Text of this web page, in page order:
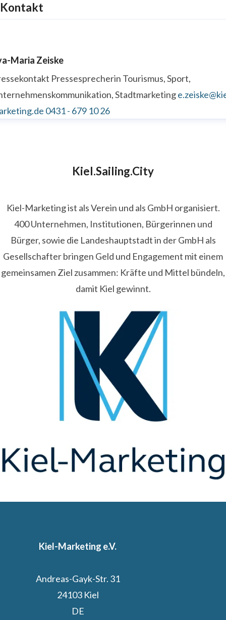
Kontakt
Maria Zeiske
Pressesprecherin Tourismus, Sport,
Stadtmarketing
0431 - 679 10 26
Kiel.Sailing.City
Kiel-Marketing ist als Verein und als GmbH organisiert.
400 Unternehmen, Institutionen, Bürgerinnen und
Bürger, sowie die Landeshauptstadt in der GmbH als
Gesellschafter bringen Geld und Engagement mit einem
gemeinsamen Ziel zusammen: Kräfte und Mittel bündeln,
damit Kiel gewinnt.
Kiel-Marketing e.V.
Andreas-Gayk-Str. 31
24103 Kiel
DE